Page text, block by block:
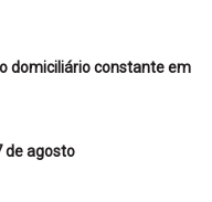
domiciliário constante em
de agosto